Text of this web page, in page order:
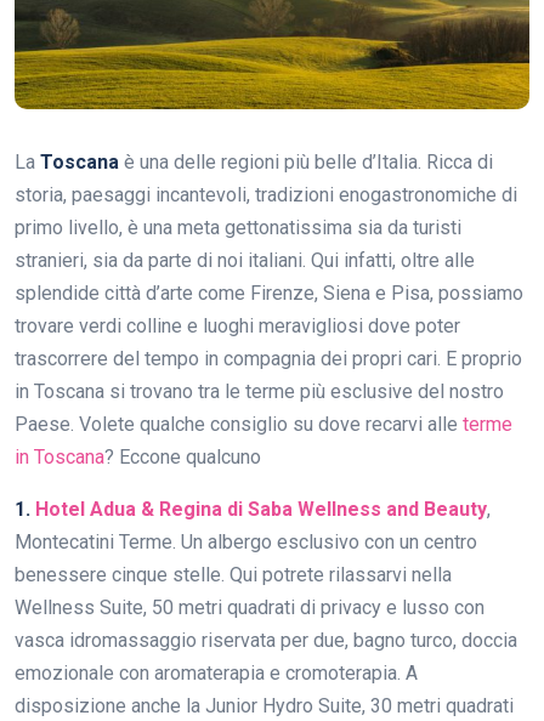
La Toscana è una delle regioni più belle d’Italia. Ricca di
storia, paesaggi incantevoli, tradizioni enogastronomiche di
primo livello, è una meta gettonatissima sia da turisti
stranieri, sia da parte di noi italiani. Qui infatti, oltre alle
splendide città d’arte come Firenze, Siena e Pisa, possiamo
trovare verdi colline e luoghi meravigliosi dove poter
trascorrere del tempo in compagnia dei propri cari. E proprio
in Toscana si trovano tra le terme più esclusive del nostro
Paese. Volete qualche consiglio su dove recarvi alle terme
in Toscana? Eccone qualcuno
1. Hotel Adua & Regina di Saba Wellness and Beauty,
Montecatini Terme. Un albergo esclusivo con un centro
benessere cinque stelle. Qui potrete rilassarvi nella
Wellness Suite, 50 metri quadrati di privacy e lusso con
vasca idromassaggio riservata per due, bagno turco, doccia
emozionale con aromaterapia e cromoterapia. A
disposizione anche la Junior Hydro Suite, 30 metri quadrati